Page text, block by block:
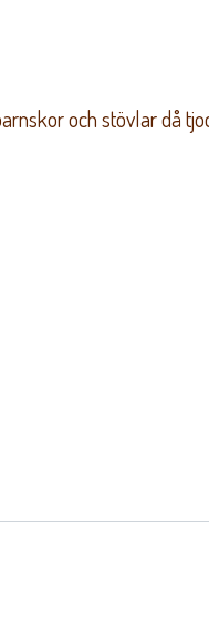
och stövlar då